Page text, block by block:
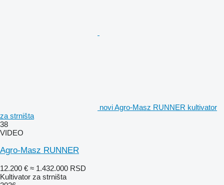
novi Agro-Masz RUNNER kultivator
za strništa
38
VIDEO
Agro-Masz RUNNER
12.200 € ≈ 1.432.000 RSD
Kultivator za strništa